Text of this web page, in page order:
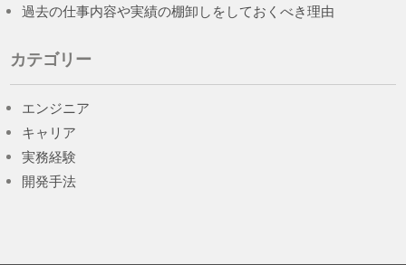
過去の仕事内容や実績の棚卸しをしておくべき理由
カテゴリー
エンジニア
キャリア
実務経験
開発手法